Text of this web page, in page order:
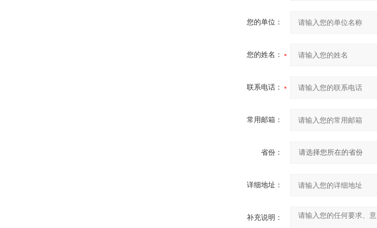
您的单位：
您的姓名：
联系电话：
常用邮箱：
省份：
详细地址：
补充说明：